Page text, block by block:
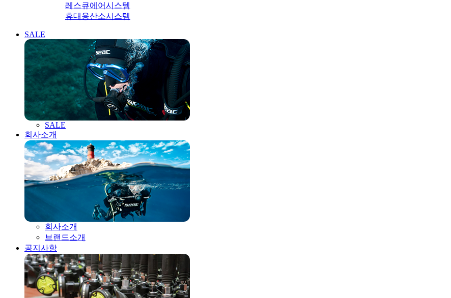
레스큐에어시스템
휴대용산소시스템
SALE
SALE
회사소개
회사소개
브랜드소개
공지사항